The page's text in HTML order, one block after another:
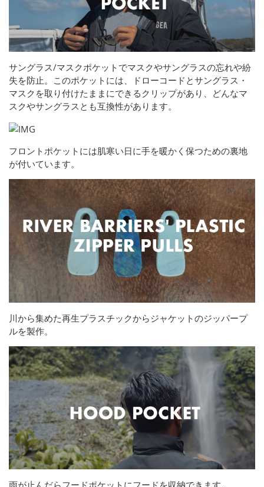
サングラス/マスクポケットでマスクやサングラスの忘れや紛
失を防止。このポケットには、ドローコードとサングラス・
マスクを取り付けたままにできるクリップがあり、どんなマ
スクやサングラスとも互換性があります。
フロントポケットには肌寒い日に手を暖かく保つための裏地
が付いています。
川から集めた再生プラスチックからジャケットのジッパープ
ルを製作。